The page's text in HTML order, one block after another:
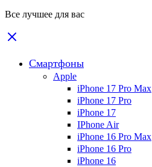
Все лучшее для вас
Смартфоны
Apple
iPhone 17 Pro Max
iPhone 17 Pro
iPhone 17
IPhone Air
iPhone 16 Pro Max
iPhone 16 Pro
iPhone 16